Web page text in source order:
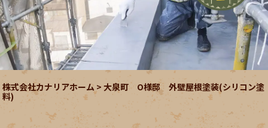
株式会社カナリアホーム >大泉町 O様邸 外壁屋根塗装(シリコン塗
料)